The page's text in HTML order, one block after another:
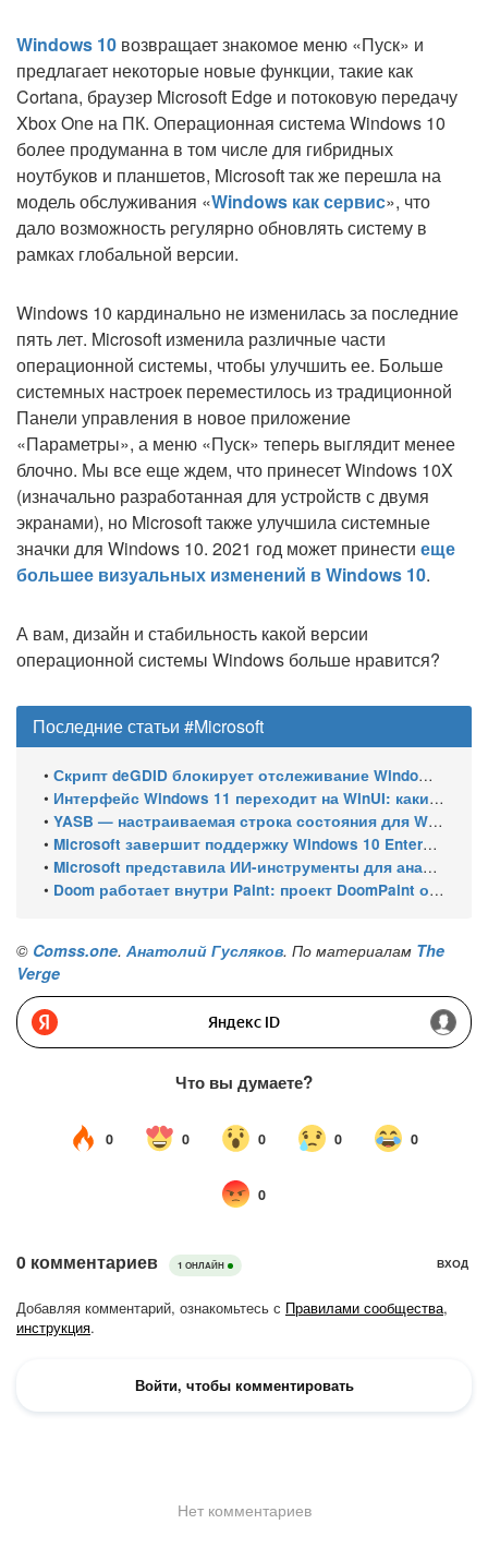
Windows 10 возвращает знакомое меню «Пуск» и
предлагает некоторые новые функции, такие как
Cortana, браузер Microsoft Edge и потоковую передачу
Xbox One на ПК. Операционная система Windows 10
более продуманна в том числе для гибридных
ноутбуков и планшетов, Microsoft так же перешла на
модель обслуживания «Windows как сервис», что
дало возможность регулярно обновлять систему в
рамках глобальной версии.
Windows 10 кардинально не изменилась за последние
пять лет. Microsoft изменила различные части
операционной системы, чтобы улучшить ее. Больше
системных настроек переместилось из традиционной
Панели управления в новое приложение
«Параметры», а меню «Пуск» теперь выглядит менее
блочно. Мы все еще ждем, что принесет Windows 10X
(изначально разработанная для устройств с двумя
экранами), но Microsoft также улучшила системные
значки для Windows 10. 2021 год может принести еще
большее визуальных изменений в Windows 10.
А вам, дизайн и стабильность какой версии
операционной системы Windows больше нравится?
Последние статьи #Microsoft
• Скрипт deGDID блокирует отслеживание Windows по глобальному идентификатору устройства
• Интерфейс Windows 11 переходит на WinUI: какие системные элементы обновит Microsoft
• YASB — настраиваемая строка состояния для Windows с виджетами и поддержкой нескольких мониторов
• Microsoft завершит поддержку Windows 10 Enterprise LTSC 2021 в январе 2027 года. ESU продлят обновления до января 2030 года
• Microsoft представила ИИ-инструменты для анализа производительности Windows: ETW MCP и WPA MCP
• Doom работает внутри Paint: проект DoomPaint от технического директора Microsoft Azure
© Comss.one. Анатолий Гусляков. По материалам The
Verge